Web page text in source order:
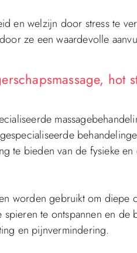
en welzijn door stress te
ze een waardevolle
hot
te bieden van de fysieke en
worden gebruikt om diepe
te ontspannen en de
en pijnvermindering.